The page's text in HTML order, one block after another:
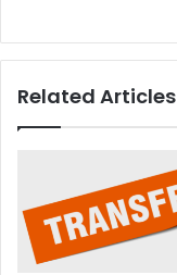
Related Articles